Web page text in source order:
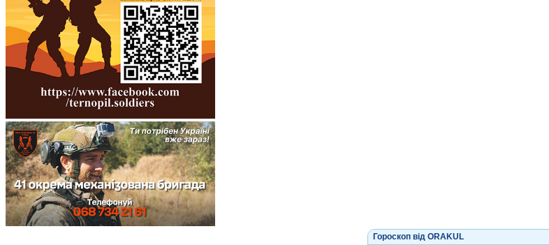
Гороскоп від ORAKUL